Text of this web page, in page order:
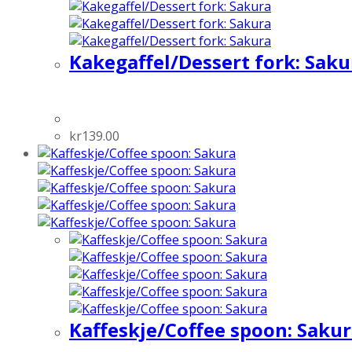
Kakegaffel/Dessert fork:
kr139.00
Kaffeskje/Coffee spoon: